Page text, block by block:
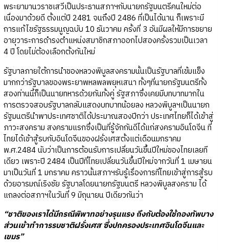
พระยามานวราชเสวีเป็นประธานสภาฯกับนายกรัฐมนตรีคนใหม่ต่อ
เนื่องมาด้วยดี ตั้งแต่ปี 2481 จนถึงปี 2486 ที่เป็นได้นาน ก็เพราะมี
การแก้ไขรัฐธรรมนูญฉบับ 10 ธันวาคม ครั้งที่ 3 อันมีผลให้มีการขยาย
อายุวาระการดำรงตำแหน่งสมาชิกสภาออกไปสองครั้งรวมเป็นเวลา
4 ปี โดยไม่ต้องเลือกตั้งกันใหม่
รัฐบาลภายใต้การนำของหลวงพิบูลสงครามนั้นเป็นรัฐบาลที่เข้มแข็ง
มากกว่ารัฐบาลของพระยาพหลพลพยุหเสนา ทั้งๆที่นายกรัฐมนตรีทั้ง
สองท่านนี้ก็เป็นนายทหารด้วยกันทั้งคู่ รัฐสภาซึ่งเคยมีบทบาทมากใน
การตรวจสอบรัฐบาลกลับแสดงบทบาทน้อยลง หลวงพิบูลฯเป็นนายก
รัฐมนตรีนำพาประเทศชาติได้ประมาณสองปีกว่า ประเทศไทยก็ได้เข้าสู่
ภาวะสงคราม สงครามแรกซึ่งเป็นที่รู้จักกันดีได้แก่สงครามอินโดจีน ที่
ไทยได้เข้าสู้รบกับอินโดจีนของฝรั่งเศสตั้งแต่เดือนมกราคม
พ.ศ.2484 นับว่าเป็นการต้อนรับการเปลี่ยนวันขึ้นปีใหม่ของไทยเลยที
เดียว เพราะปี 2484 เป็นปีที่ไทยเปลี่ยนวันขึ้นปีใหม่จากวันที่ 1 เมษายน
มาเป็นวันที่ 1 มกราคม คราวนั้นสภาฯรับรู้เรื่องการที่ไทยเข้าสู่การสู้รบ
ด้วยอารมณ์เริงชัย รัฐบาลโดยนายกรัฐมนตรี หลวงพิบูลสงคราม ได้
แถลงต่อสภาฯในวันที่ 9 มิถุนายน ปีเดียวกันว่า
“ชาติของเราได้มีกรณีพิพาทอย่างรุนแรง ถึงกับต้องใช้กองทัพบาง
ส่วนเข้าทำการรบชาติฝรั่งเศส ซึ่งปกครองประเทศอินโดจีนและ
เขมร”